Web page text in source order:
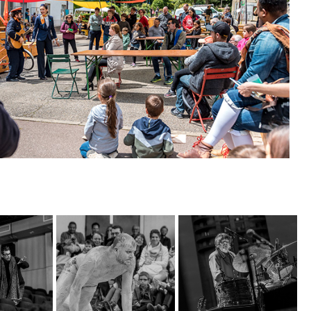
d'une
de
du
théâtre
à la
Saint-
"Gadoue"
Photographie de
spectacle en plein
air de la
performance de
jonglage atypique
"Gadoue" par la
compagnie Le
2013
Concert The Rabbits
Photographie de
concert en plein air
pour le concert des
Rabbits sur la colline
de Miribel - Miribel-